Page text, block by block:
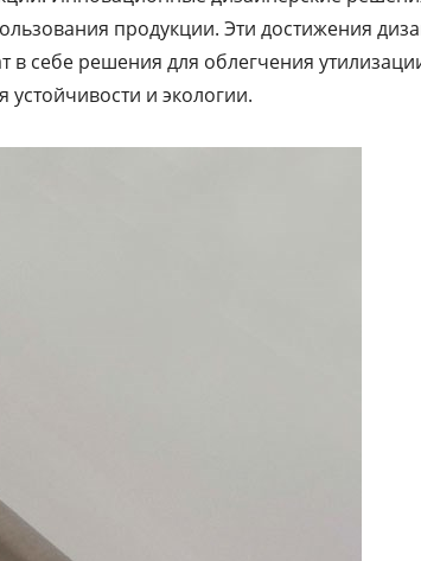
продукции. Эти достижения
в себе решения для облегчения
и экологии.